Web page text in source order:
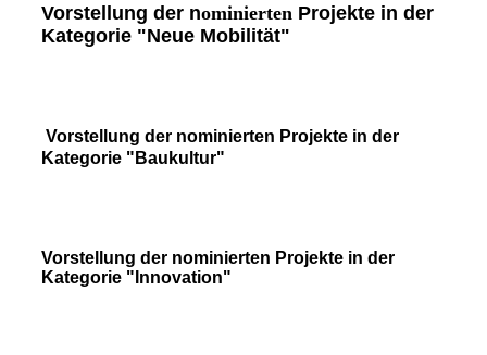
Vorstellung der nominiertenProjekte in der
Kategorie "Neue Mobilität"
Vorstellung der nominierten Projekte in der
Kategorie "Baukultur"
Vorstellung der nominierten Projekte in der
Kategorie "Innovation"